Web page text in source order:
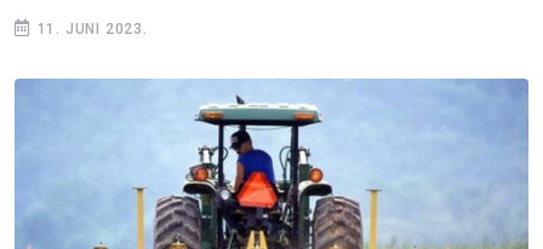
11. JUNI 2023.